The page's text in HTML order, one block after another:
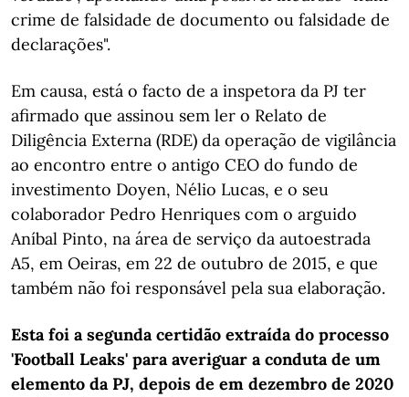
crime de falsidade de documento ou falsidade de
declarações".
Em causa, está o facto de a inspetora da PJ ter
afirmado que assinou sem ler o Relato de
Diligência Externa (RDE) da operação de vigilância
ao encontro entre o antigo CEO do fundo de
investimento Doyen, Nélio Lucas, e o seu
colaborador Pedro Henriques com o arguido
Aníbal Pinto, na área de serviço da autoestrada
A5, em Oeiras, em 22 de outubro de 2015, e que
também não foi responsável pela sua elaboração.
Esta foi a segunda certidão extraída do processo
'Football Leaks' para averiguar a conduta de um
elemento da PJ, depois de em dezembro de 2020